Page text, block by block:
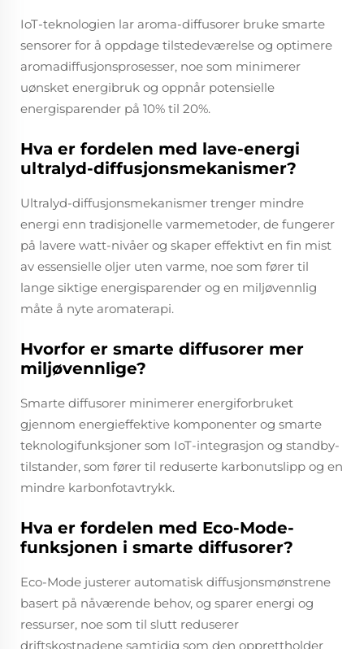
IoT-teknologien lar aroma-diffusorer bruke smarte
sensorer for å oppdage tilstedeværelse og optimere
aromadiffusjonsprosesser, noe som minimerer
uønsket energibruk og oppnår potensielle
energisparender på 10% til 20%.
Hva er fordelen med lave-energi
ultralyd-diffusjonsmekanismer?
Ultralyd-diffusjonsmekanismer trenger mindre
energi enn tradisjonelle varmemetoder, de fungerer
på lavere watt-nivåer og skaper effektivt en fin mist
av essensielle oljer uten varme, noe som fører til
lange siktige energisparender og en miljøvennlig
måte å nyte aromaterapi.
Hvorfor er smarte diffusorer mer
miljøvennlige?
Smarte diffusorer minimerer energiforbruket
gjennom energieffektive komponenter og smarte
teknologifunksjoner som IoT-integrasjon og standby-
tilstander, som fører til reduserte karbonutslipp og en
mindre karbonfotavtrykk.
Hva er fordelen med Eco-Mode-
funksjonen i smarte diffusorer?
Eco-Mode justerer automatisk diffusjonsmønstrene
basert på nåværende behov, og sparer energi og
ressurser, noe som til slutt reduserer
driftskostnadene samtidig som den opprettholder